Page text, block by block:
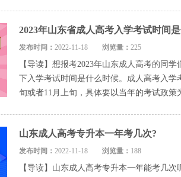
2023年山东省成人高考入学考试时间
发布时间： 2022-11-18 浏览量： 225
【导读】想报考2023年山东成人高考的同
下入学考试时间是什么时候。成人高考入
旬或者11月上旬，具体要以当年的考试政策
山东成人高考专升本一年考几次?
发布时间： 2022-11-18 浏览量： 188
【导读】山东成人高考专升本一年能考几